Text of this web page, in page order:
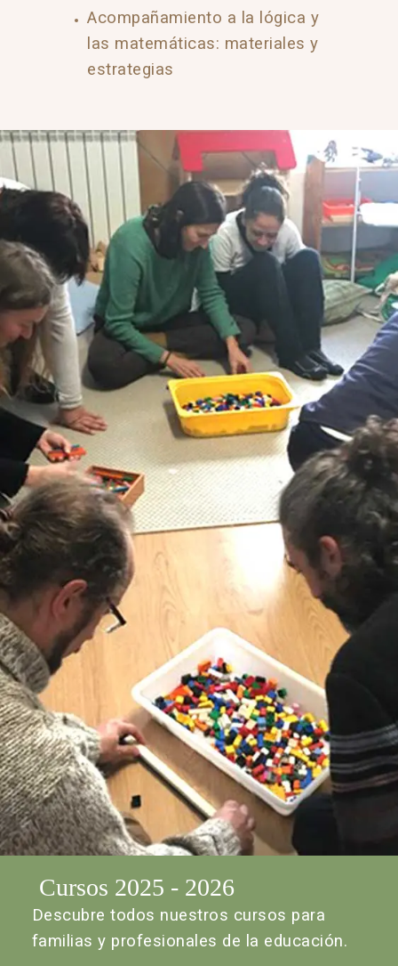
Acompañamiento a la lógica y
las matemáticas: materiales y
estrategias
Cursos 2025 - 2026
Descubre todos nuestros cursos para
familias y profesionales de la educación.